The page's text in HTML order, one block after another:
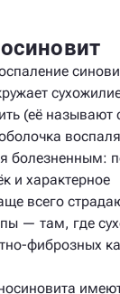
(её
болезненным:
и характерное
всего
— там, где
фиброзных